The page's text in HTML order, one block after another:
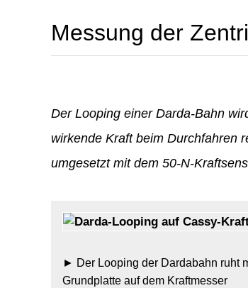
Messung der
Der Looping einer Darda-Bahn
wirkende Kraft beim Durchfahren
umgesetzt mit dem 50-N-
Der Looping der Dardabahn ruht
Grundplatte auf dem Kraftmesser